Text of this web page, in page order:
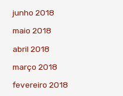
junho 2018
maio 2018
abril 2018
março 2018
fevereiro 2018